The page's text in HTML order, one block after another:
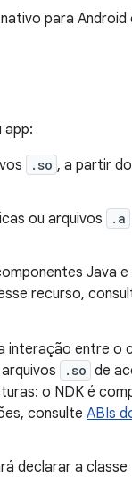
para Android
app:
.so , a partir
ou arquivos
.a
Java e
recurso,
interação entre o
.so de
o NDK é
consulte ABIs
declarar a classe